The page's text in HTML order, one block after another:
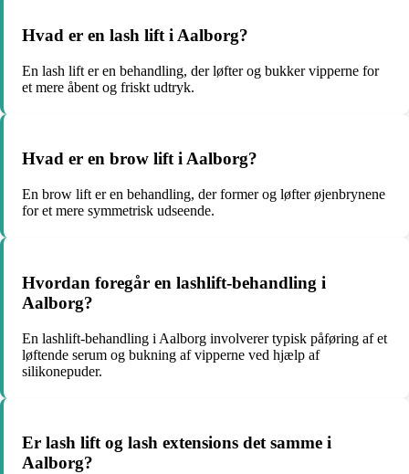
Hvad er en lash lift i Aalborg?
En lash lift er en behandling, der løfter og bukker vipperne for
et mere åbent og friskt udtryk.
Hvad er en brow lift i Aalborg?
En brow lift er en behandling, der former og løfter øjenbrynene
for et mere symmetrisk udseende.
Hvordan foregår en lashlift-behandling i
Aalborg?
En lashlift-behandling i Aalborg involverer typisk påføring af et
løftende serum og bukning af vipperne ved hjælp af
silikonepuder.
Er lash lift og lash extensions det samme i
Aalborg?